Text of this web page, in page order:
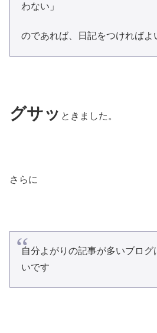
わない」
のであれば、日記をつければよ
グサッ ときました。
さらに
自分よがりの記事が多いブログ
いです